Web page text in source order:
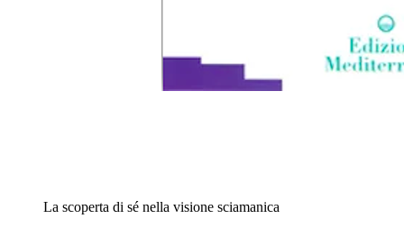
La scoperta di sé nella visione sciamanica